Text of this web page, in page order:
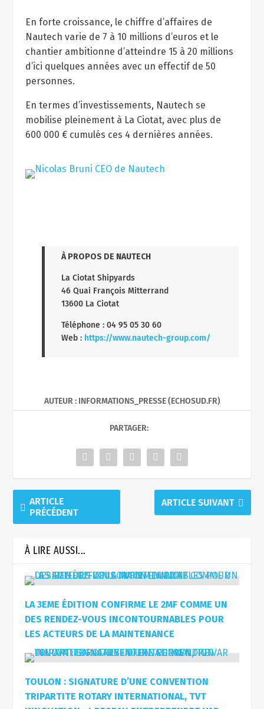
En forte croissance, le chiffre d’affaires de
Nautech varie de 7 à 10 millions d’euros et le
chantier ambitionne d’atteindre 15 à 20 millions
d’ici quelques années avec un effectif de 50
personnes.
En termes d’investissements, Nautech se
mobilise pleinement à La Ciotat, avec plus de
600 000 € cumulés ces 4 dernières années.
À PROPOS DE NAUTECH
La Ciotat Shipyards
46 Quai François Mitterrand
13600 La Ciotat
Téléphone : 04 95 05 30 60
Web : https://www.nautech-group.com/
AUTEUR : INFORMATIONS_PRESSE (ECHOSUD.FR)
PARTAGER:
ARTICLE
PRÉCÉDENT
ARTICLE SUIVANT
À LIRE AUSSI...
LA 3EME ÉDITION CONFIRME LE 2MF COMME UN
DES RENDEZ-VOUS INCONTOURNABLES POUR
LES ACTEURS DE LA MAINTENANCE
TOULON : SIGNATURE D’UNE CONVENTION
TRIPARTITE ROTARY INTERNATIONAL, TVT